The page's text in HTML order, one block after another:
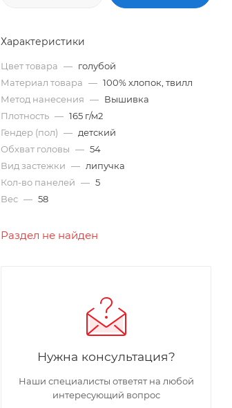
Характеристики
Цвет товара — голубой
Материал товара — 100% хлопок, твилл
Метод нанесения — Вышивка
Плотность — 165 г/м2
Гендер (пол) — детский
Обхват головы — 54
Вид застежки — липучка
Кол-во панелей — 5
Вес — 58
Раздел не найден
Нужна консультация?
Наши специалисты ответят на любой
интересующий вопрос